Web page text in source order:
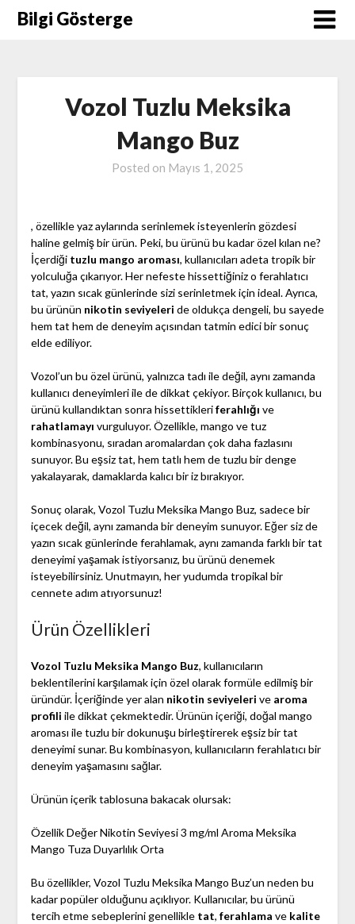
SkipBilgi Gösterge
Vozol Tuzlu Meksika
Mango Buz
Posted on Mayıs 1, 2025
, özellikle yaz aylarında serinlemek isteyenlerin gözdesi
haline gelmiş bir ürün. Peki, bu ürünü bu kadar özel kılan ne?
İçerdiği tuzlu mango aroması, kullanıcıları adeta tropik bir
yolculuğa çıkarıyor. Her nefeste hissettiğiniz o ferahlatıcı
tat, yazın sıcak günlerinde sizi serinletmek için ideal. Ayrıca,
bu ürünün nikotin seviyeleri de oldukça dengeli, bu sayede
hem tat hem de deneyim açısından tatmin edici bir sonuç
elde ediliyor.
Vozol’un bu özel ürünü, yalnızca tadı ile değil, aynı zamanda
kullanıcı deneyimleri ile de dikkat çekiyor. Birçok kullanıcı, bu
ürünü kullandıktan sonra hissettikleriferahlığı ve
rahatlamayı vurguluyor. Özellikle, mango ve tuz
kombinasyonu, sıradan aromalardan çok daha fazlasını
sunuyor. Bu eşsiz tat, hem tatlı hem de tuzlu bir denge
yakalayarak, damaklarda kalıcı bir iz bırakıyor.
Sonuç olarak, Vozol Tuzlu Meksika Mango Buz, sadece bir
içecek değil, aynı zamanda bir deneyim sunuyor. Eğer siz de
yazın sıcak günlerinde ferahlamak, aynı zamanda farklı bir tat
deneyimi yaşamak istiyorsanız, bu ürünü denemek
isteyebilirsiniz. Unutmayın, her yudumda tropikal bir
cennete adım atıyorsunuz!
Ürün Özellikleri
Vozol Tuzlu Meksika Mango Buz, kullanıcıların
beklentilerini karşılamak için özel olarak formüle edilmiş bir
üründür. İçeriğinde yer alan nikotin seviyeleri ve aroma
profili ile dikkat çekmektedir. Ürünün içeriği, doğal mango
aroması ile tuzlu bir dokunuşu birleştirerek eşsiz bir tat
deneyimi sunar. Bu kombinasyon, kullanıcıların ferahlatıcı bir
deneyim yaşamasını sağlar.
Ürünün içerik tablosuna bakacak olursak:
Özellik Değer Nikotin Seviyesi 3 mg/ml Aroma Meksika
Mango Tuza Duyarlılık Orta
Bu özellikler, Vozol Tuzlu Meksika Mango Buz’un neden bu
kadar popüler olduğunu açıklıyor. Kullanıcılar, bu ürünü
tercih etme sebeplerini genellikle tat, ferahlama ve kalite